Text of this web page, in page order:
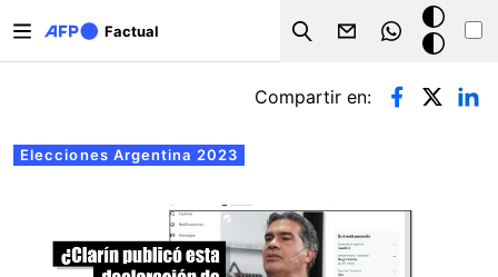
Factual
Search
Modo
oscuro
Solapas principales
Elecciones Argentina 2023
Compartir en: